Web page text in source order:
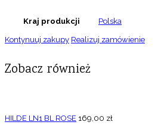
Kraj produkcji Polska
Kontynuuj zakupy Realizuj zamówienie
Zobacz również
HILDE LN1 BL ROSE 169,00 zł